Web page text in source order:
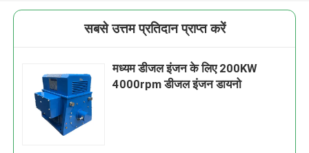
सबसे उत्तम प्रतिदान प्राप्त करें
मध्यम डीजल इंजन के लिए 200KW
4000rpm डीजल इंजन डायनो